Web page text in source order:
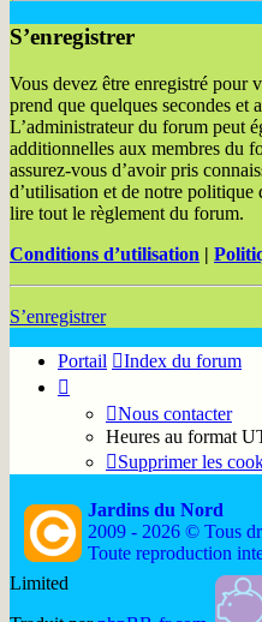
S’enregistrer
Vous devez être enregistré pour
prend que quelques secondes et
L’administrateur du forum peut
additionnelles aux membres du
assurez-vous d’avoir pris
d’utilisation et de notre politique
lire tout le règlement du forum.
Conditions d’utilisation |
S’enregistrer
Portail Index du forum
Nous contacter
Heures au format
Supprimer les
Jardins du Nord
2009 - 2026 © Tous
Toute reproduction
Limited